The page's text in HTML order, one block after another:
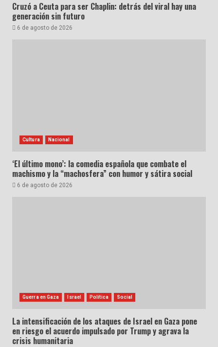
Cruzó a Ceuta para ser Chaplin: detrás del viral hay una
generación sin futuro
6 de agosto de 2026
Cultura Nacional
‘El último mono’: la comedia española que combate el
machismo y la “machosfera” con humor y sátira social
6 de agosto de 2026
Guerra en Gaza Israel Política Social
La intensificación de los ataques de Israel en Gaza pone
en riesgo el acuerdo impulsado por Trump y agrava la
crisis humanitaria